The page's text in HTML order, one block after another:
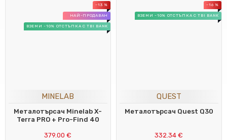
НАЙ-ПРОДАВАН
ВЗЕМИ -10% ОТСТЪПКА С TBI BANK
-13 %
MINELAB
Металотърсач Minelab X-
Terra PRO + Pro-Find 40
379.00 €
ВЗЕМИ -10% ОТСТЪПКА С TBI BANK
-16 %
QUEST
Металотърсач Quest Q30
332.34 €